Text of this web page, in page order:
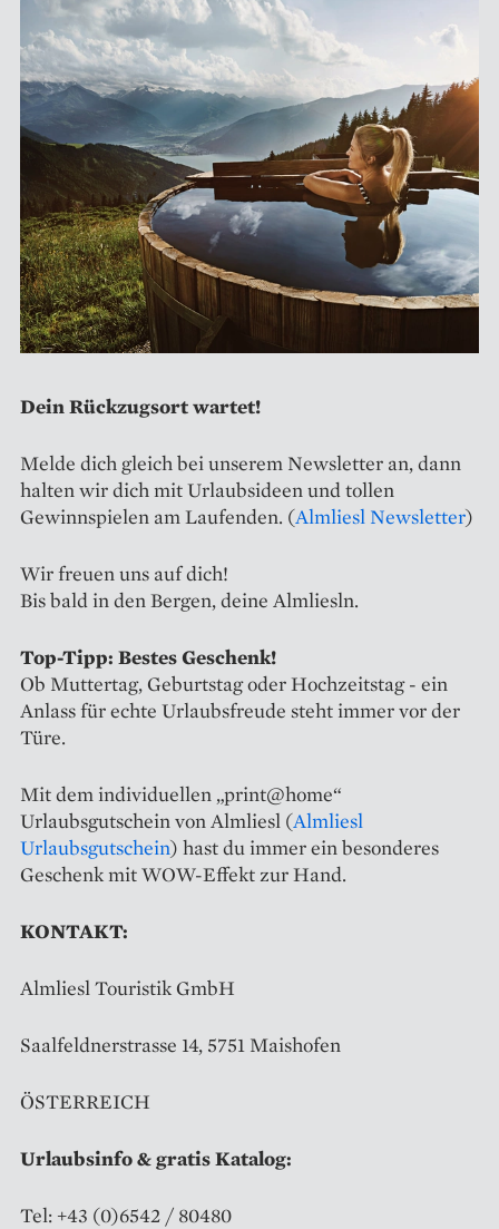
Dein Rückzugsort wartet!
Melde dich gleich bei unserem Newsletter an, dann
halten wir dich mit Urlaubsideen und tollen
Gewinnspielen am Laufenden. (Almliesl Newsletter)
Wir freuen uns auf dich!
Bis bald in den Bergen, deine Almliesln.
Top-Tipp: Bestes Geschenk!
Ob Muttertag, Geburtstag oder Hochzeitstag - ein
Anlass für echte Urlaubsfreude steht immer vor der
Türe.
Mit dem individuellen „print@home“
Urlaubsgutschein von Almliesl (Almliesl
Urlaubsgutschein) hast du immer ein besonderes
Geschenk mit WOW-Effekt zur Hand.
KONTAKT:
Almliesl Touristik GmbH
Saalfeldnerstrasse 14, 5751 Maishofen
ÖSTERREICH
Urlaubsinfo & gratis Katalog:
Tel: +43 (0)6542 / 80480